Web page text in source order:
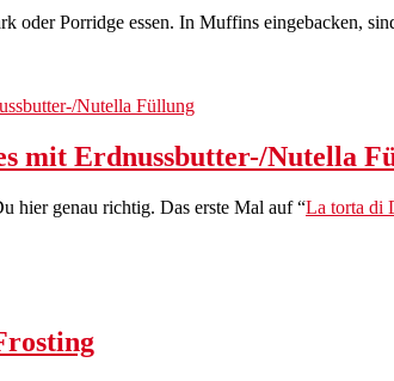
oder Porridge essen. In Muffins eingebacken,
mit Erdnussbutter-/Nutella
hier genau richtig. Das erste Mal auf “La torta di